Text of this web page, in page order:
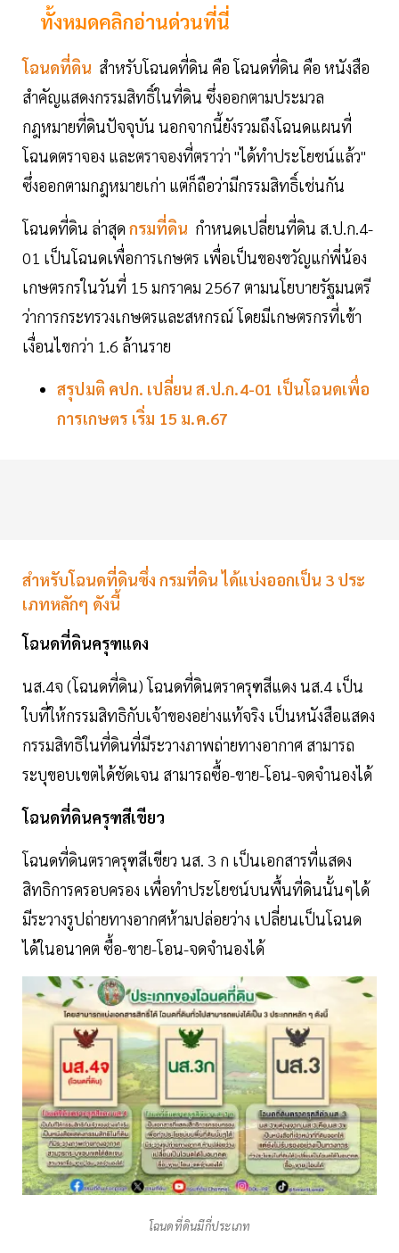
ทั้งหมดคลิกอ่านด่วนที่นี่
โฉนดที่ดิน สำหรับโฉนดที่ดิน คือ โฉนดที่ดิน คือ หนังสือ
สำคัญแสดงกรรมสิทธิ์ในที่ดิน ซึ่งออกตามประมวล
กฎหมายที่ดินปัจจุบัน นอกจากนี้ยังรวมถึงโฉนดแผนที่
โฉนดตราจอง และตราจองที่ตราว่า "ได้ทำประโยชน์แล้ว"
ซึ่งออกตามกฎหมายเก่า แต่ก็ถือว่ามีกรรมสิทธิ์เช่นกัน
โฉนดที่ดิน ล่าสุด กรมที่ดิน กำหนดเปลี่ยนที่ดิน ส.ป.ก.4-
01 เป็นโฉนดเพื่อการเกษตร เพื่อเป็นของขวัญแก่พี่น้อง
เกษตรกรในวันที่ 15 มกราคม 2567 ตามนโยบายรัฐมนตรี
ว่าการกระทรวงเกษตรและสหกรณ์ โดยมีเกษตรกรที่เข้า
เงื่อนไขกว่า 1.6 ล้านราย
สรุปมติ คปก. เปลี่ยน ส.ป.ก.4-01 เป็นโฉนดเพื่อ
การเกษตร เริ่ม 15 ม.ค.67
สำหรับโฉนดที่ดินซึ่ง กรมที่ดิน ได้แบ่งออกเป็น 3 ประ
เภทหลักๆ ดังนี้
โฉนดที่ดินครุฑแดง
นส.4จ (โฉนดที่ดิน) โฉนดที่ดินตราครุฑสีแดง นส.4 เป็น
ใบที่ให้กรรมสิทธิกับเจ้าของอย่างแท้จริง เป็นหนังสือแสดง
กรรมสิทธิในที่ดินที่มีระวางภาพถ่ายทางอากาศ สามารถ
ระบุขอบเขตได้ชัดเจน สามารถซื้อ-ขาย-โอน-จดจำนองได้
โฉนดที่ดินครุฑสีเขียว
โฉนดที่ดินตราครุฑสีเขียว นส. 3 ก เป็นเอกสารที่แสดง
สิทธิการครอบครอง เพื่อทำประโยชน์บนพื้นที่ดินนั้นๆได้
มีระวางรูปถ่ายทางอากศห้ามปล่อยว่าง เปลี่ยนเป็นโฉนด
ได้ในอนาคต ซื้อ-ขาย-โอน-จดจำนองได้
โฉนดที่ดินมีกี่ประเภท